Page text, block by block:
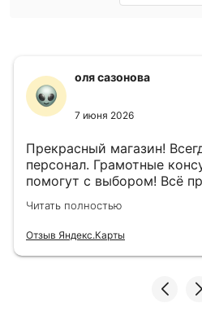
оля сазонова
7 июня 2026
Прекрасный магазин!
персонал. Грамотные
помогут с выбором! Всё
назначенный день!
Читать полностью
Отзыв Яндекс.Карты